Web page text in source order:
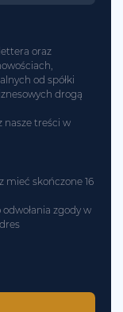
oraz
od spółki
drogą
nasze treści w
mieć skończone 16
zgody w